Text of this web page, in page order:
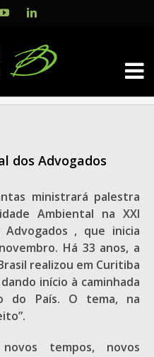
YouTubeLinkedIn
dos Advogados
ministrará palestra
Ambiental na XXI
Advogados , que inicia
Há 33 anos, a
realizou em Curitiba
início à caminhada
do País. O tema, na
tempos, novos